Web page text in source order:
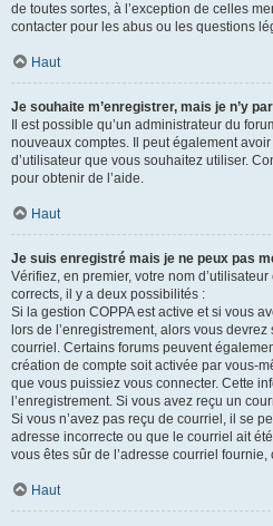
de toutes sortes, à l’exception de celles
contacter pour les abus ou les questions
Haut
Je souhaite m’enregistrer, mais je n’y
Il est possible qu’un administrateur du
nouveaux comptes. Il peut également
d’utilisateur que vous souhaitez utiliser.
pour obtenir de l’aide.
Haut
Je suis enregistré mais je ne peux pas
Vérifiez, en premier, votre nom
corrects, il y a deux possibilités :
Si la gestion COPPA est active et si vous
lors de l’enregistrement, alors vous
courriel. Certains forums peuvent
création de compte soit activée par vous-
que vous puissiez vous connecter. Cette
l’enregistrement. Si vous avez reçu un
Si vous n’avez pas reçu de courriel, il se
adresse incorrecte ou que le courriel ait
vous êtes sûr de l’adresse courriel
Haut